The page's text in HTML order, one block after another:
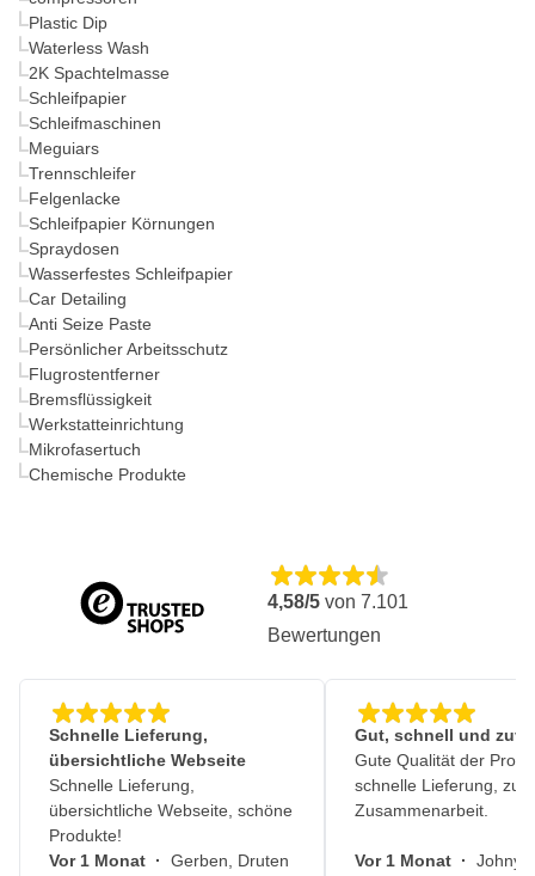
Plastic Dip
Waterless Wash
2K Spachtelmasse
Schleifpapier
Schleifmaschinen
Meguiars
Trennschleifer
Felgenlacke
Schleifpapier Körnungen
Spraydosen
Wasserfestes Schleifpapier
Car Detailing
Anti Seize Paste
Persönlicher Arbeitsschutz
Flugrostentferner
Bremsflüssigkeit
Werkstatteinrichtung
Mikrofasertuch
Chemische Produkte
4,58/5 von 7.101
Bewertungen
Schnelle Lieferung,
übersichtliche Webseite
Schnelle Lieferung,
übersichtliche Webseite, schöne
Produkte!
Vor 1 Monat · Gerben, Druten
Gut, schnell und
Gute Qualität der
schnelle Lieferung,
Zusammenarbeit.
Vor 1 Monat · Johny,